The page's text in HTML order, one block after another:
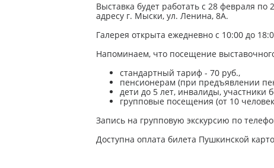
Выставка будет работать с 28 февраля по
адресу г. Мыски, ул. Ленина, 8А.
Галерея открыта ежедневно с 10:00 до
Напоминаем, что посещение
стандартный тариф - 70 руб.,
пенсионерам (при предъявлении
дети до 5 лет, инвалиды, участники
групповые посещения (от 10
Запись на групповую экскурсию по
Доступна оплата билета Пушкинской